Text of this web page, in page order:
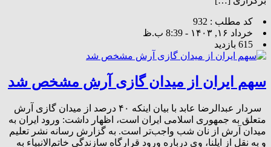
کد مطلب : 932
خرداد ۱۶, ۱۴۰۳ - 8:39 ب.ظ
615 بازدید
سهم ایران از میدان گازی آرش مشخص شد
سردار عبدالرضا عابد با بیان اینکه ۴۰ درصد از میدان گازی آرش
متعلق به جمهوری اسلامی ایران است، اظهار داشت: ورود ایران به
میدان آرش از نان شب واجب‌تر است. به گزارش رسانه نشر تعلیم
و به نقل از ایلنا، وی درباره ورود قرارگاه سازندگی خاتم‌الانبیاء به